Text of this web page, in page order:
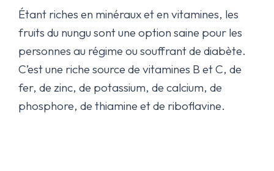
Étant riches en minéraux et en vitamines, les
fruits du nungu sont une option saine pour les
personnes au régime ou souffrant de diabète.
C’est une riche source de vitamines B et C, de
fer, de zinc, de potassium, de calcium, de
phosphore, de thiamine et de riboflavine.